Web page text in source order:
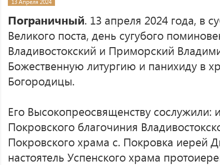
13 Апреля 2024
Пограничный. 13 апреля 2024 года, в
Великого поста, день сугубого
Владивостокский и Приморский
Божественную литургию и панихиду в
Богородицы.
Его Высокопреосвященству сослужили:
Покровского благочиния
Покровского храма с. Покровка иерей
настоятель Успенского храма